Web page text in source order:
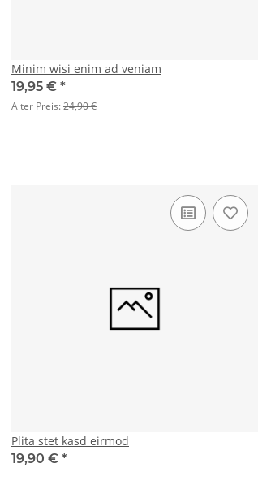
Minim wisi enim ad veniam
19,95 € *
Alter Preis:24,90 €
Plita stet kasd eirmod
19,90 € *